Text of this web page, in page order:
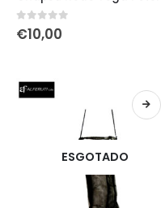
0out of 5
€10,00
ESGOTADO